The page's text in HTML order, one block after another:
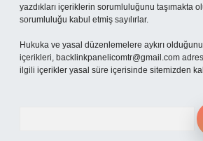
yazdıkları içeriklerin sorumluluğunu taşımakta
sorumluluğu kabul etmiş sayılırlar.
Hukuka ve yasal düzenlemelere aykırı
içerikleri, backlinkpanelicomtr@gmail.com
ilgili içerikler yasal süre içerisinde sitemizden